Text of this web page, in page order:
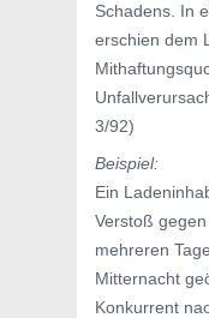
Schadens. In
erschien dem
3/92)
Beispiel:
Ein
Verstoß
mehreren
Mitternacht
Konkurrent